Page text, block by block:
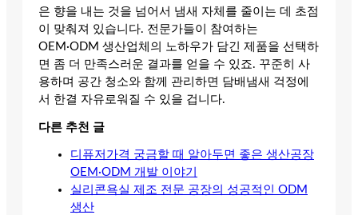
은 향을 내는 것을 넘어서 냄새 자체를 줄이는 데 초점
이 맞춰져 있습니다. 전문가들이 참여하는
OEM·ODM 생산업체의 노하우가 담긴 제품을 선택하
면 좀 더 만족스러운 결과를 얻을 수 있죠. 꾸준히 사
용하며 공간 청소와 함께 관리하면 담배냄새 걱정에
서 한결 자유로워질 수 있을 겁니다.
다른 추천 글
디퓨저가격 궁금할 때 알아두면 좋은 생산공장
OEM·ODM 개발 이야기
실리콘욕실 제조 전문 공장의 성공적인 ODM
생산